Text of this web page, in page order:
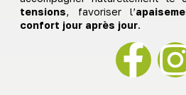
tensions, favoriser l’
confort jour après jour.